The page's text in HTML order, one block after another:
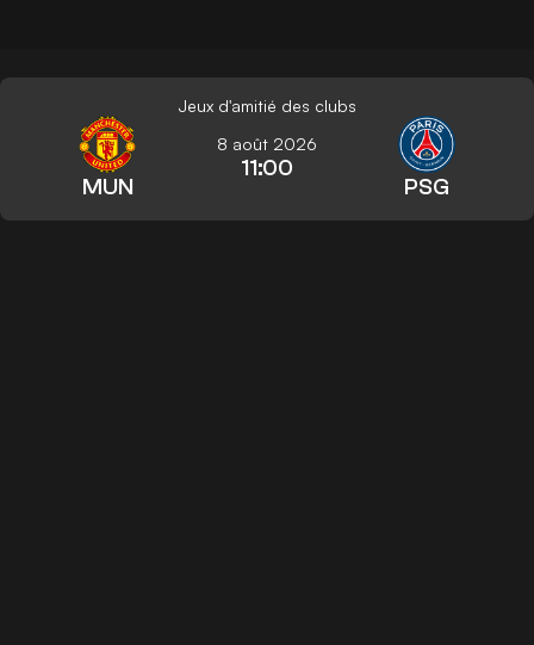
Jeux d'amitié des clubs
MUN
8 août 2026
11:00
PSG